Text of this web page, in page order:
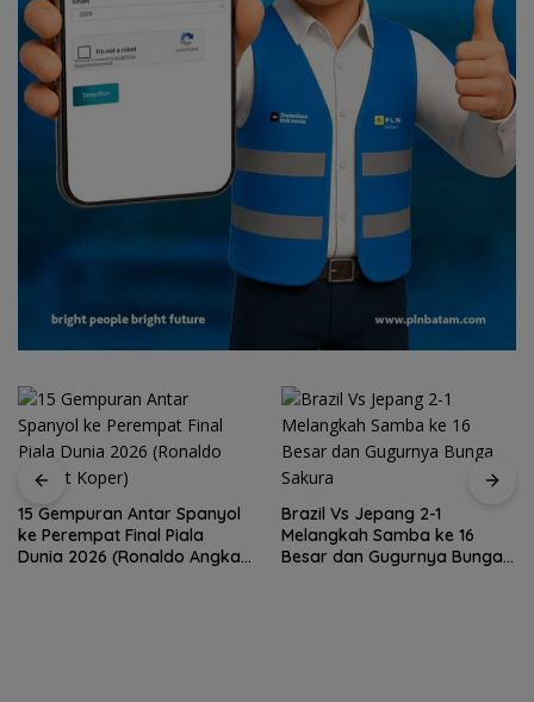
15 Gempuran Antar Spanyol
ke Perempat Final Piala
Dunia 2026 (Ronaldo Angkat
Brazil Vs Jepang 2-1
Melangkah Samba ke 16
Besar dan Gugurnya Bunga